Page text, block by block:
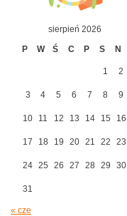
sierpień 2026
P
W Ś C P S N
1 2
3 4 5 6 7 8 9
10 11 12 13 14 15 16
17 18 19 20 21 22 23
24 25 26 27 28 29 30
31
« cze